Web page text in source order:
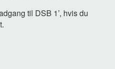
til DSB 1’, hvis du